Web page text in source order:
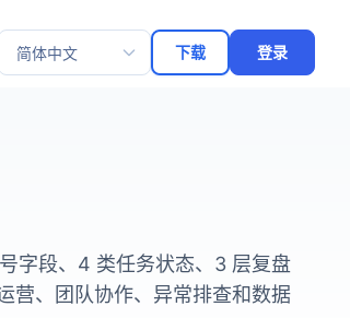
选择语言
下载 登录
字段、4 类任务状态、3 层复盘
营、团队协作、异常排查和数据